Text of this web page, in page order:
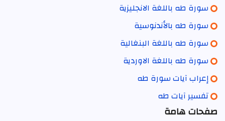
سورة طه باللغة الانجليزية
سورة طه بالأندنوسية
سورة طه باللغة البنغالية
سورة طه باللغة الاوردية
إعراب آيات سورة طه
تفسير آيات طه
صفحات هامة